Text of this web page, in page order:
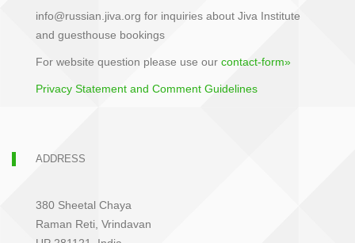
info@russian.jiva.org for inquiries about Jiva Institute
and guesthouse bookings
For website question please use our contact-form»
Privacy Statement and Comment Guidelines
ADDRESS
380 Sheetal Chaya
Raman Reti, Vrindavan